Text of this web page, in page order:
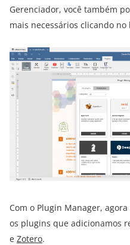
Gerenciador, você também
mais necessários clicando
Com o Plugin Manager,
os plugins que adicionamos
e Zotero.